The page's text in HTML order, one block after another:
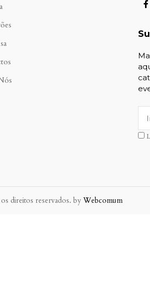
direitos reservados. by Webcomum